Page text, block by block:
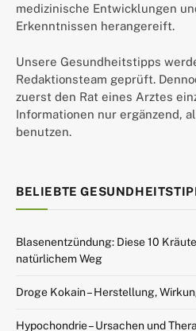
medizinische Entwicklungen
Erkenntnissen herangereift.
Unsere Gesundheitstipps
Redaktionsteam geprüft.
zuerst den Rat eines Arztes
Informationen nur ergänzend,
benutzen.
BELIEBTE
Blasenentzündung: Diese 10
natürlichem Weg
Droge Kokain – Herstellung,
Hypochondrie – Ursachen und